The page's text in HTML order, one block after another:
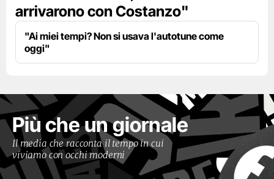
arrivarono con Costanzo"
"Ai miei tempi? Non si usava l'autotune come
oggi"
Più che un giornale
Il media che racconta il tempo in cui
viviamo con occhi moderni